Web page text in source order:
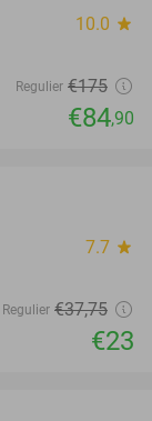
10.0 star
Regulier €175
€84,90
7.7 star
Regulier €37,75
€23